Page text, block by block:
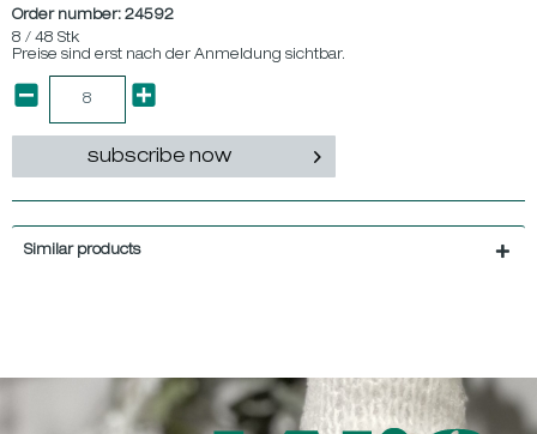
Order number: 24592
8 / 48 Stk
Preise sind erst nach der Anmeldung sichtbar.
subscribe now
Similar products